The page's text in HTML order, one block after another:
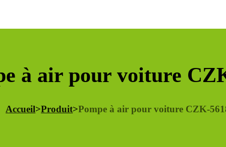
à air pour voiture
Accueil>Produit>Pompe à air pour voiture CZK-